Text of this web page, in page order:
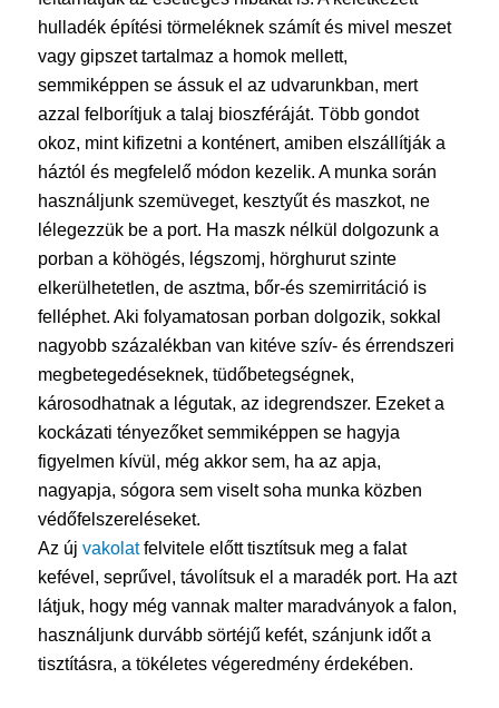
hulladék építési törmeléknek számít és mivel meszet
vagy gipszet tartalmaz a homok mellett,
semmiképpen se ássuk el az udvarunkban, mert
azzal felborítjuk a talaj bioszféráját. Több gondot
okoz, mint kifizetni a konténert, amiben elszállítják a
háztól és megfelelő módon kezelik. A munka során
használjunk szemüveget, kesztyűt és maszkot, ne
lélegezzük be a port. Ha maszk nélkül dolgozunk a
porban a köhögés, légszomj, hörghurut szinte
elkerülhetetlen, de asztma, bőr-és szemirritáció is
felléphet. Aki folyamatosan porban dolgozik, sokkal
nagyobb százalékban van kitéve szív- és érrendszeri
megbetegedéseknek, tüdőbetegségnek,
károsodhatnak a légutak, az idegrendszer. Ezeket a
kockázati tényezőket semmiképpen se hagyja
figyelmen kívül, még akkor sem, ha az apja,
nagyapja, sógora sem viselt soha munka közben
védőfelszereléseket.
Az új vakolatfelvitele előtt tisztítsuk meg a falat
kefével, seprűvel, távolítsuk el a maradék port. Ha azt
látjuk, hogy még vannak malter maradványok a falon,
használjunk durvább sörtéjű kefét, szánjunk időt a
tisztításra, a tökéletes végeredmény érdekében.